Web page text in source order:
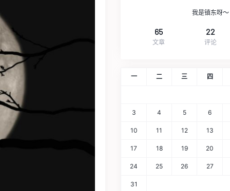
我是镇东呀～
65
文章
22
评论
一 二 三 四
3 4 5 6
10 11 12 13
17 18 19 20
24 25 26 27
31